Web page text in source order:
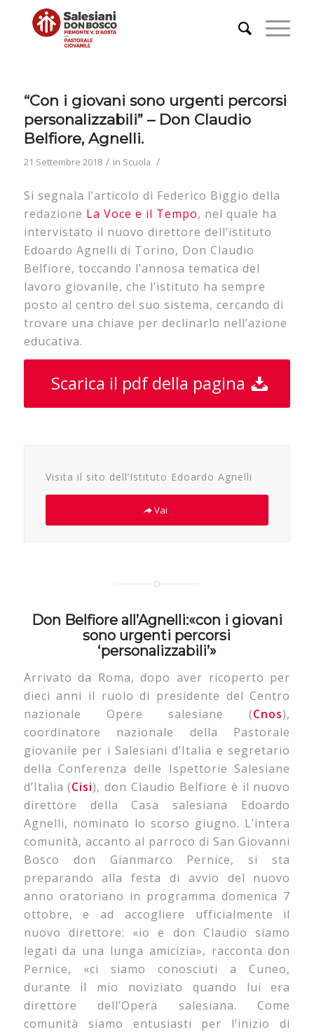
“Con i giovani sono urgenti percorsi
personalizzabili” – Don Claudio
Belfiore, Agnelli.
21 Settembre 2018 / in Scuola /
Si segnala l’articolo di Federico Biggio della
redazione La Voce e il Tempo, nel quale ha
intervistato il nuovo direttore dell’istituto
Edoardo Agnelli di Torino, Don Claudio
Belfiore, toccando l’annosa tematica del
lavoro giovanile, che l’istituto ha sempre
posto al centro del suo sistema, cercando di
trovare una chiave per declinarlo nell’azione
educativa.
Scarica il pdf della pagina
Visita il sito dell’Istituto Edoardo Agnelli
Vai
Don Belfiore all’Agnelli:«con i giovani
sono urgenti percorsi
‘personalizzabili’»
Arrivato da Roma, dopo aver ricoperto per
dieci anni il ruolo di presidente del Centro
nazionale Opere salesiane (Cnos),
coordinatore nazionale della Pastorale
giovanile per i Salesiani d’Italia e segretario
della Conferenza delle Ispettorie Salesiane
d’Italia (Cisi), don Claudio Belfiore è il nuovo
direttore della Casa salesiana Edoardo
Agnelli, nominato lo scorso giugno. L’intera
comunità, accanto al parroco di San Giovanni
Bosco don Gianmarco Pernice, si sta
preparando alla festa di avvio del nuovo
anno oratoriano in programma domenica 7
ottobre, e ad accogliere ufficialmente il
nuovo direttore: «io e don Claudio siamo
legati da una lunga amicizia», racconta don
Pernice, «ci siamo conosciuti a Cuneo,
durante il mio noviziato quando lui era
direttore dell’Opera salesiana. Come
comunità siamo entusiasti per l’inizio di